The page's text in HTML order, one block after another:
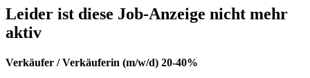
Leider ist diese Job-Anzeige nicht mehr
aktiv
Verkäufer / Verkäuferin (m/w/d) 20-40%